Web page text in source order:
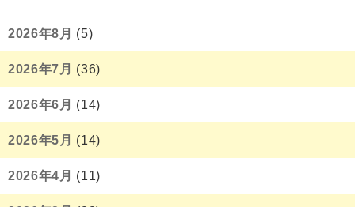
2026年8月 (5)
2026年7月 (36)
2026年6月 (14)
2026年5月 (14)
2026年4月 (11)